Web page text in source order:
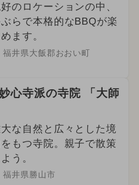
フェス
のロケーションの中、
らで本格的なBBQが楽
ます。
福井県大飯郡おおい町
心寺派の寺院 「大師
な自然と広々とした境
もつ寺院。親子で散策
う。
福井県勝山市